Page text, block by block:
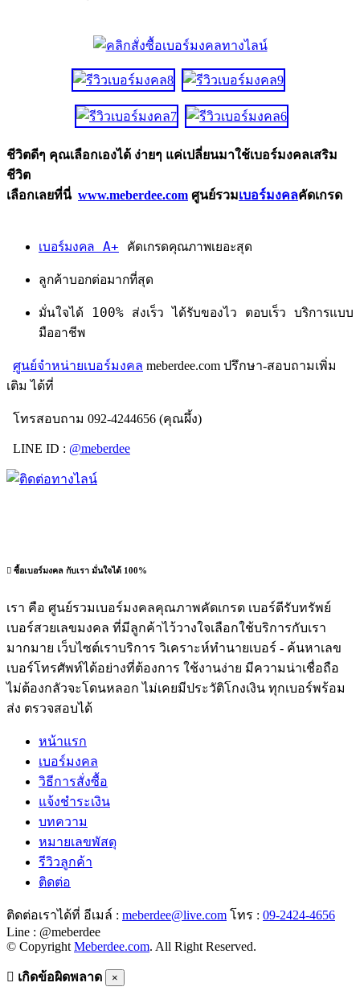
ชีวิตดีๆ คุณเลือกเองได้ ง่ายๆ แค่เปลี่ยนมาใช้เบอร์มงคลเสริม
ชีวิต
เลือกเลยที่นี่ www.meberdee.com ศูนย์รวมเบอร์มงคลคัดเกรด
เบอร์มงคล A+ คัดเกรดคุณภาพเยอะสุด
ลูกค้าบอกต่อมากที่สุด
มั่นใจได้ 100% ส่งเร็ว ได้รับของไว ตอบเร็ว บริการแบบ
มืออาชีพ
ศูนย์จำหน่ายเบอร์มงคล meberdee.com ปรึกษา-สอบถามเพิ่ม
เติม ได้ที่
โทรสอบถาม 092-4244656 (คุณผึ้ง)
LINE ID : @meberdee
ซื้อเบอร์มงคล กับเรา มั่นใจได้ 100%
เรา คือ ศูนย์รวมเบอร์มงคลคุณภาพคัดเกรด เบอร์ดีรับทรัพย์
เบอร์สวยเลขมงคล ที่มีลูกค้าไว้วางใจเลือกใช้บริการกับเรา
มากมาย เว็บไซต์เราบริการ วิเคราะห์ทำนายเบอร์ - ค้นหาเลข
เบอร์โทรศัพท์ได้อย่างที่ต้องการ ใช้งานง่าย มีความน่าเชื่อถือ
ไม่ต้องกลัวจะโดนหลอก ไม่เคยมีประวัติโกงเงิน ทุกเบอร์พร้อม
ส่ง ตรวจสอบได้
หน้าแรก
เบอร์มงคล
วิธีการสั่งซื้อ
แจ้งชำระเงิน
บทความ
หมายเลขพัสดุ
รีวิวลูกค้า
ติดต่อ
ติดต่อเราได้ที่ อีเมล์ : meberdee@live.com โทร : 09-2424-4656
Line : @meberdee
© Copyright Meberdee.com. All Right Reserved.
เกิดข้อผิดพลาด ×